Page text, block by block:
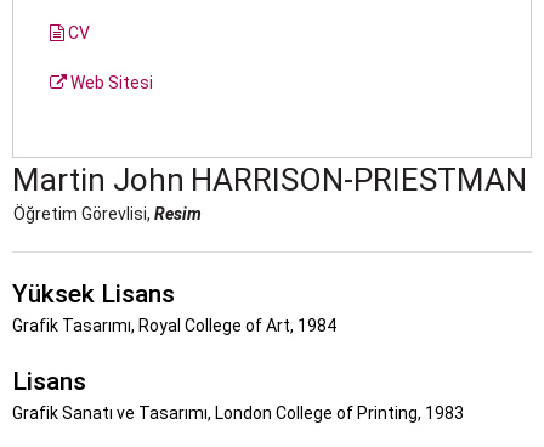
CV
Web Sitesi
Martin John HARRISON-PRIESTMAN
Öğretim Görevlisi, Resim
Yüksek Lisans
Grafik Tasarımı, Royal College of Art, 1984
Lisans
Grafik Sanatı ve Tasarımı, London College of Printing, 1983